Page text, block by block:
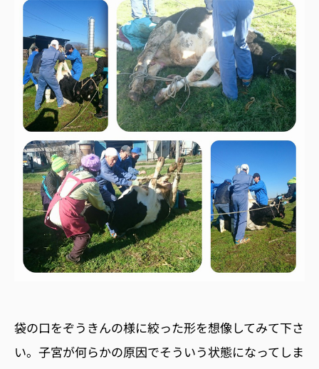
袋の口をぞうきんの様に絞った形を想像してみて下さ
い。子宮が何らかの原因でそういう状態になってしま